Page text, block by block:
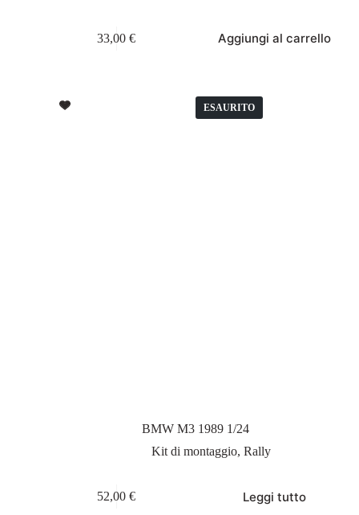
33,00€ Aggiungi al carrello
ESAURITO
BMW M3 1989 1/24
Kit di montaggio,Rally
52,00€ Leggi tutto